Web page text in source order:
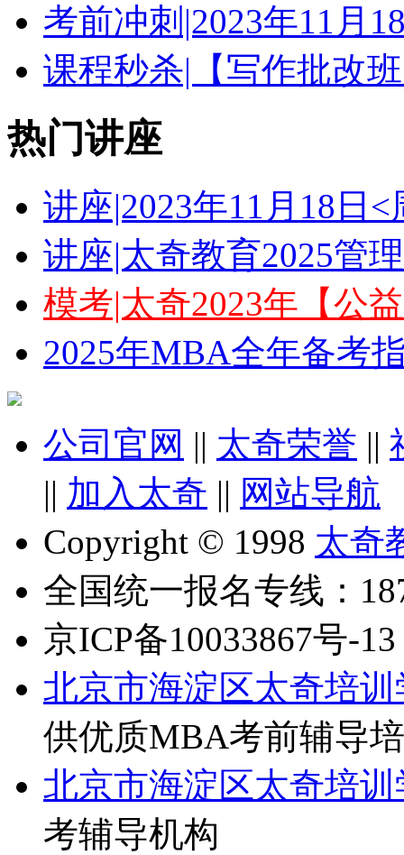
考前冲刺|2023年11月
课程秒杀|【写作批改
热门讲座
讲座|2023年11月18日
讲座|太奇教育2025管
模考|太奇2023年【公
2025年MBA全年备考
公司官网 || 太奇荣誉 ||
|| 加入太奇 || 网站导航
Copyright © 1998 太奇
全国统一报名专线：
京ICP备10033867号-13
北京市海淀区太奇培训
供优质MBA考前辅导
北京市海淀区太奇培训
考辅导机构